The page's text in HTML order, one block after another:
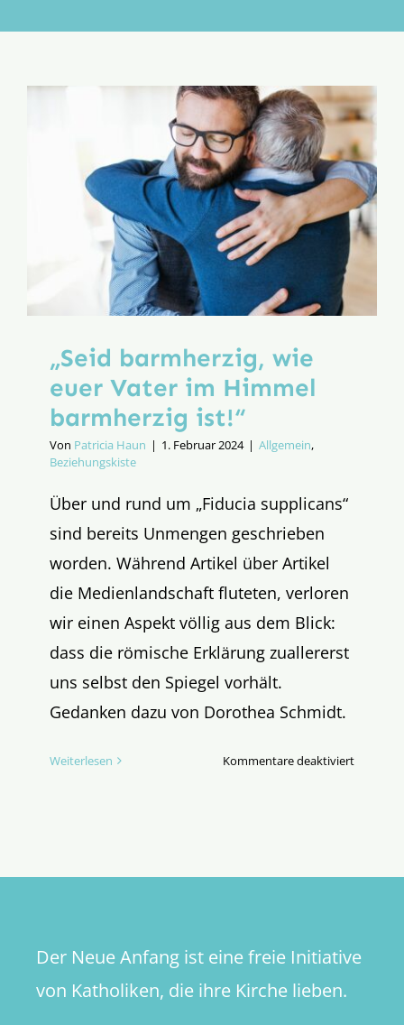
Aktion
„Seid barmherzig, wie
euer Vater im Himmel
barmherzig ist!“
Von Patricia Haun | 1. Februar 2024 | Allgemein,
Beziehungskiste
Über und rund um „Fiducia supplicans“
sind bereits Unmengen geschrieben
worden. Während Artikel über Artikel
die Medienlandschaft fluteten, verloren
wir einen Aspekt völlig aus dem Blick:
dass die römische Erklärung zuallererst
uns selbst den Spiegel vorhält.
Gedanken dazu von Dorothea Schmidt.
Weiterlesen Kommentare deaktiviertfür
ist!“
Der Neue Anfang ist eine freie Initiative
von Katholiken, die ihre Kirche lieben.